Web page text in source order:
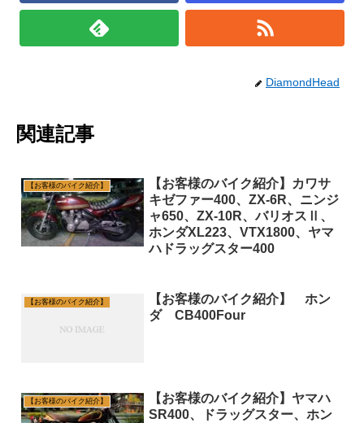
DiamondHead
関連記事
【お客様のバイク紹介】
【お客様のバイク紹介】カワサ
キゼファー400、ZX-6R、ニンジ
ャ650、ZX-10R、バリオスⅡ、
ホンダXL223、VTX1800、ヤマ
ハドラッグスター400
【お客様のバイク紹介】
【お客様のバイク紹介】 ホン
ダ CB400Four
【お客様のバイク紹介】
【お客様のバイク紹介】ヤマハ
SR400、ドラッグスター、ホン